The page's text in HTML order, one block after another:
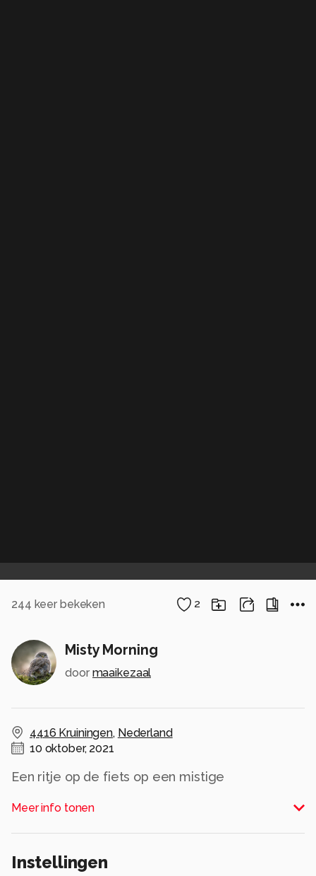
244 keer bekeken 2
Misty Morning
door maaikezaal
4416 Kruiningen, Nederland
10 oktober, 2021
Een ritje op de fiets op een mistige
Meer info tonen
Instellingen